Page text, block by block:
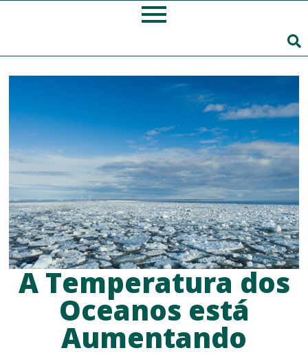
A Temperatura dos
Oceanos está
Aumentando